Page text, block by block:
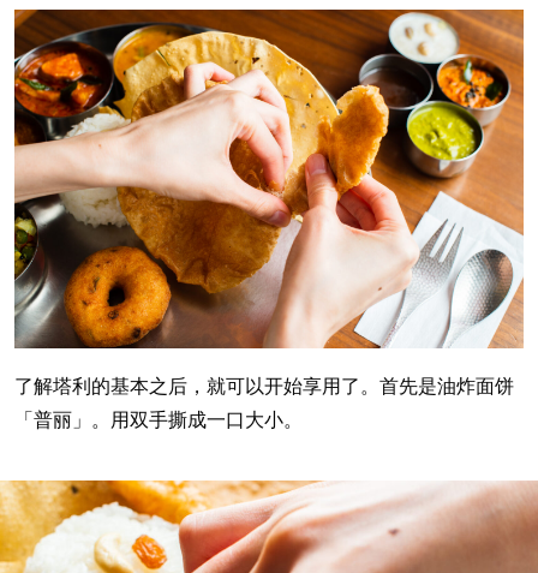
了解塔利的基本之后，就可以开始享用了。首先是油炸面饼
「普丽」。用双手撕成一口大小。